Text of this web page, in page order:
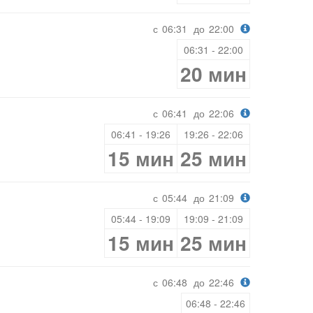
с 06:31 до 22:00
06:31 - 22:00
20 мин
с 06:41 до 22:06
06:41 - 19:26
19:26 - 22:06
15 мин 25 мин
с 05:44 до 21:09
05:44 - 19:09
19:09 - 21:09
15 мин 25 мин
с 06:48 до 22:46
06:48 - 22:46